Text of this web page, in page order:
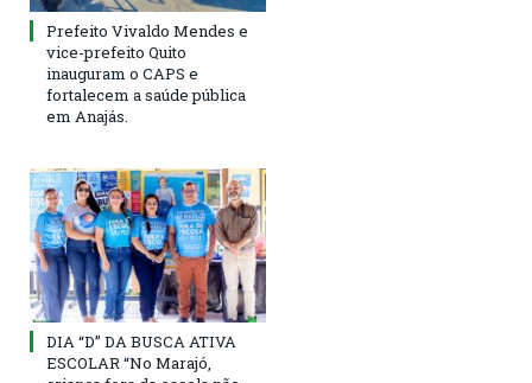
Prefeito Vivaldo Mendes e
vice-prefeito Quito
inauguram o CAPS e
fortalecem a saúde pública
em Anajás.
DIA “D” DA BUSCA ATIVA
ESCOLAR “No Marajó,